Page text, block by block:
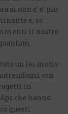
sì non c’ e’ più
e, se
il nostro
un lei motiv
con
in
che hanno
questi